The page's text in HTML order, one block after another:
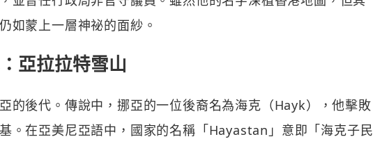
如蒙上一層神祕的面紗。
亞拉拉特雪山
的後代。傳說中，挪亞的一位後裔名為海克（Hayk），他擊敗
。在亞美尼亞語中，國家的名稱「Hayastan」意即「海克子民